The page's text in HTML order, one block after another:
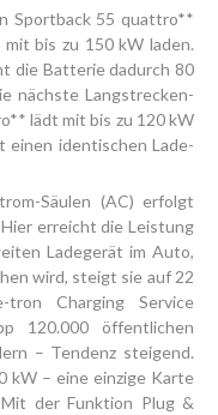
Sportback 55 quattro**
mit bis zu 150 kW laden.
die Batterie dadurch 80
nächste Langstrecken-
lädt mit bis zu 120 kW
identischen Lade-
Säulen (AC) erfolgt
erreicht die Leistung
Ladegerät im Auto,
wird, steigt sie auf 22
Charging Service
120.000 öffentlichen
– Tendenz steigend.
kW – eine einzige Karte
der Funktion Plug &